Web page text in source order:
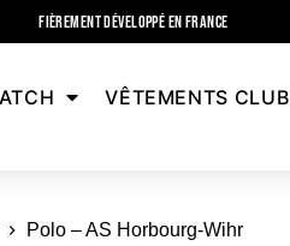
FIÈREMENT DÉVELOPPÉ EN FRANCE
VÊTEMENTS CLUB
Polo – AS Horbourg-Wihr